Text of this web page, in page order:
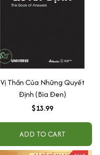
Vị Thần Của Những Quyết
Định (Bìa Đen)
$13.99
ADD TO CART